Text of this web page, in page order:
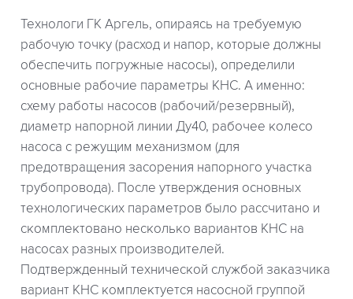
Технологи ГК Аргель, опираясь на требуемую
рабочую точку (расход и напор, которые должны
обеспечить погружные насосы), определили
основные рабочие параметры КНС. А именно:
схему работы насосов (рабочий/резервный),
диаметр напорной линии Ду40, рабочее колесо
насоса с режущим механизмом (для
предотвращения засорения напорного участка
трубопровода). После утверждения основных
технологических параметров было рассчитано и
скомплектовано несколько вариантов КНС на
насосах разных производителей.
Подтвержденный технической службой заказчика
вариант КНС комплектуется насосной группой